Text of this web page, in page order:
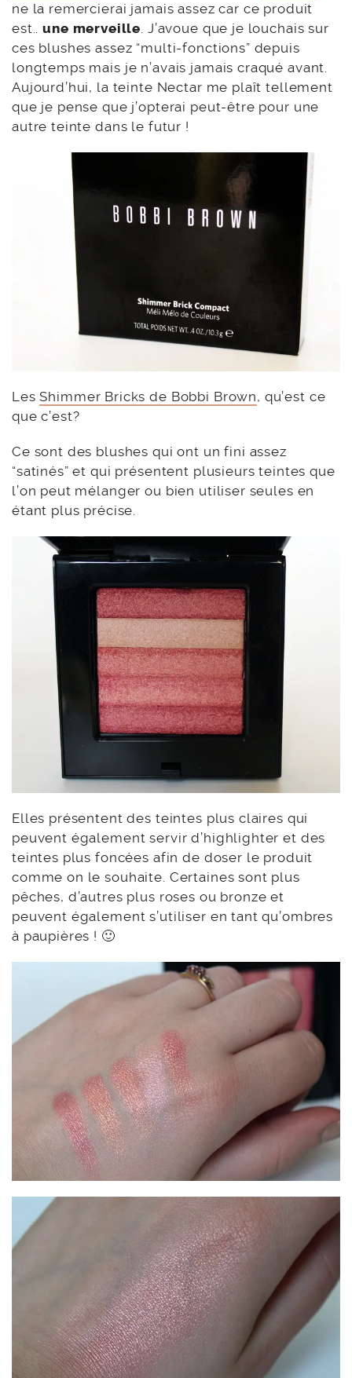
ne la remercierai jamais assez car ce produit
est.. une merveille. J’avoue que je louchais sur
ces blushes assez “multi-fonctions” depuis
longtemps mais je n’avais jamais craqué avant.
Aujourd’hui, la teinte Nectar me plaît tellement
que je pense que j’opterai peut-être pour une
autre teinte dans le futur !
LesShimmer Bricks de Bobbi Brown, qu’est ce
que c’est?
Ce sont des blushes qui ont un fini assez
“satinés” et qui présentent plusieurs teintes que
l’on peut mélanger ou bien utiliser seules en
étant plus précise.
Elles présentent des teintes plus claires qui
peuvent également servir d’highlighter et des
teintes plus foncées afin de doser le produit
comme on le souhaite. Certaines sont plus
pêches, d’autres plus roses ou bronze et
peuvent également s’utiliser en tant qu’ombres
à paupières ! 🙂